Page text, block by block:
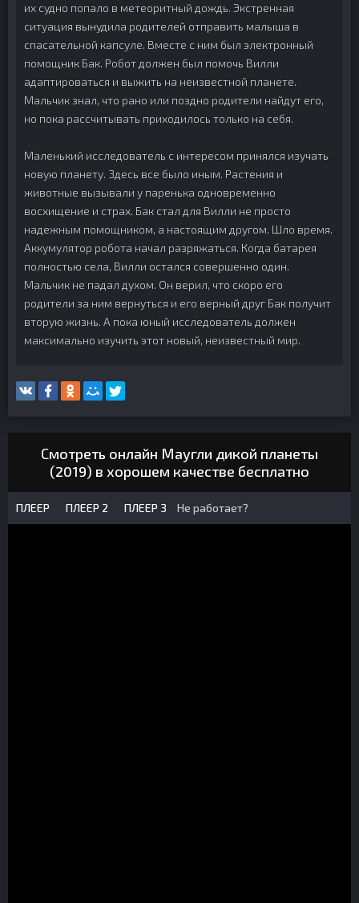
их судно попало в метеоритный дождь. Экстренная
ситуация вынудила родителей отправить малыша в
спасательной капсуле. Вместе с ним был электронный
помощник Бак. Робот должен был помочь Вилли
адаптироваться и выжить на неизвестной планете.
Мальчик знал, что рано или поздно родители найдут его,
но пока рассчитывать приходилось только на себя.
Маленький исследователь с интересом принялся изучать
новую планету. Здесь все было иным. Растения и
животные вызывали у паренька одновременно
восхищение и страх. Бак стал для Вилли не просто
надежным помощником, а настоящим другом. Шло время.
Аккумулятор робота начал разряжаться. Когда батарея
полностью села, Вилли остался совершенно один.
Мальчик не падал духом. Он верил, что скоро его
родители за ним вернуться и его верный друг Бак получит
вторую жизнь. А пока юный исследователь должен
максимально изучить этот новый, неизвестный мир.
Смотреть онлайн Маугли дикой планеты
(2019) в хорошем качестве бесплатно
ПЛЕЕР ПЛЕЕР 2 ПЛЕЕР 3 Не работает?